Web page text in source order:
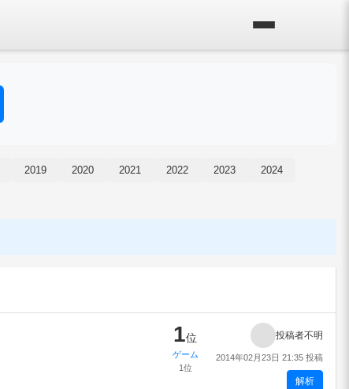
2019 2020 2021 2022 2023 2024
1位
ゲーム
1位
投稿者不明
2014年02月23日 21:35 投稿
解析